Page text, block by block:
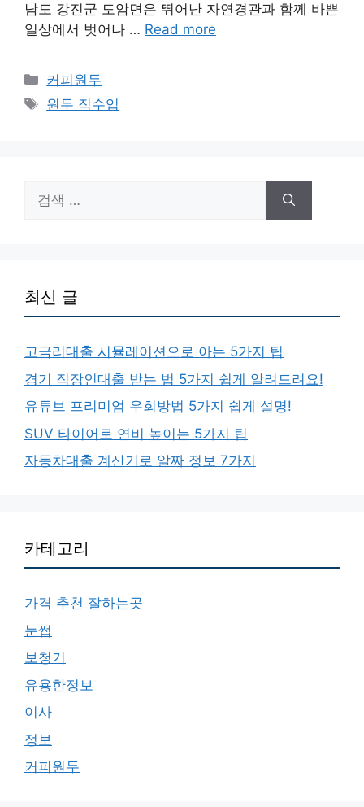
남도 강진군 도암면은 뛰어난 자연경관과 함께 바쁜
일상에서 벗어나 … Read more
카
테
커피원두
태
원두 직수입
색:
최신 글
고금리대출 시뮬레이션으로 아는 5가지 팁
경기 직장인대출 받는 법 5가지 쉽게 알려드려요!
유튜브 프리미엄 우회방법 5가지 쉽게 설명!
SUV 타이어로 연비 높이는 5가지 팁
자동차대출 계산기로 알짜 정보 7가지
카테고리
가격 추천 잘하는곳
눈썹
보청기
유용한정보
이사
정보
커피원두